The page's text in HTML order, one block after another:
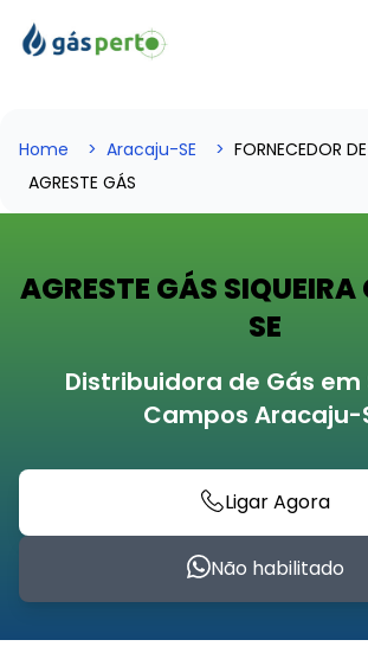
Home Aracaju-SE
FORNECEDOR
AGRESTE GÁS
AGRESTE GÁS
SE
Distribuidora de Gás em
Campos Aracaju-
Ligar Agora
Não habilitado